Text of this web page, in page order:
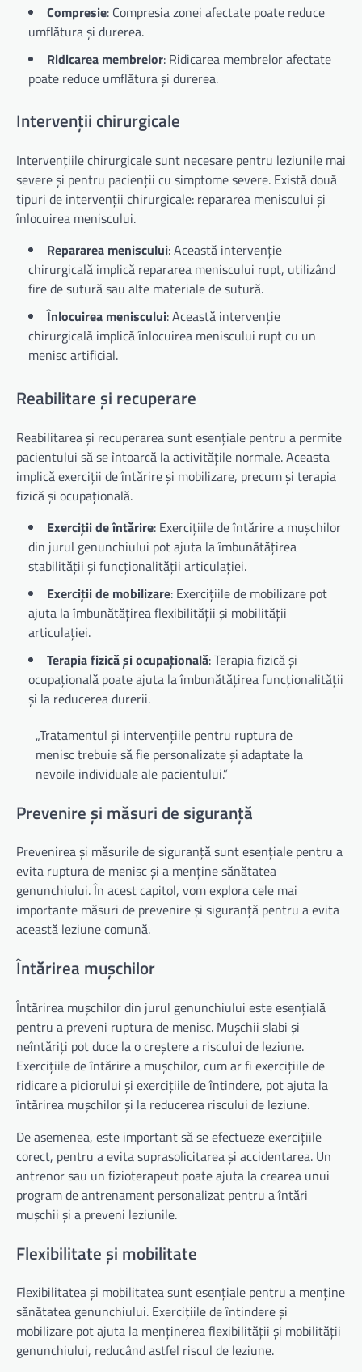
Compresie: Compresia zonei afectate poate reduce
umflătura și durerea.
Ridicarea membrelor: Ridicarea membrelor afectate
poate reduce umflătura și durerea.
Intervenții chirurgicale
Intervențiile chirurgicale sunt necesare pentru leziunile mai
severe și pentru pacienții cu simptome severe. Există două
tipuri de intervenții chirurgicale: repararea meniscului și
înlocuirea meniscului.
Repararea meniscului: Această intervenție
chirurgicală implică repararea meniscului rupt, utilizând
fire de sutură sau alte materiale de sutură.
Înlocuirea meniscului: Această intervenție
chirurgicală implică înlocuirea meniscului rupt cu un
menisc artificial.
Reabilitare și recuperare
Reabilitarea și recuperarea sunt esențiale pentru a permite
pacientului să se întoarcă la activitățile normale. Aceasta
implică exerciții de întărire și mobilizare, precum și terapia
fizică și ocupațională.
Exerciții de întărire: Exercițiile de întărire a mușchilor
din jurul genunchiului pot ajuta la îmbunătățirea
stabilității și funcționalității articulației.
Exerciții de mobilizare: Exercițiile de mobilizare pot
ajuta la îmbunătățirea flexibilității și mobilității
articulației.
Terapia fizică și ocupațională: Terapia fizică și
ocupațională poate ajuta la îmbunătățirea funcționalității
și la reducerea durerii.
„Tratamentul și intervențiile pentru ruptura de
menisc trebuie să fie personalizate și adaptate la
nevoile individuale ale pacientului.”
Prevenire și măsuri de siguranță
Prevenirea și măsurile de siguranță sunt esențiale pentru a
evita ruptura de menisc și a menține sănătatea
genunchiului. În acest capitol, vom explora cele mai
importante măsuri de prevenire și siguranță pentru a evita
această leziune comună.
Întărirea mușchilor
Întărirea mușchilor din jurul genunchiului este esențială
pentru a preveni ruptura de menisc. Mușchii slabi și
neîntăriți pot duce la o creștere a riscului de leziune.
Exercițiile de întărire a mușchilor, cum ar fi exercițiile de
ridicare a piciorului și exercițiile de întindere, pot ajuta la
întărirea mușchilor și la reducerea riscului de leziune.
De asemenea, este important să se efectueze exercițiile
corect, pentru a evita suprasolicitarea și accidentarea. Un
antrenor sau un fizioterapeut poate ajuta la crearea unui
program de antrenament personalizat pentru a întări
mușchii și a preveni leziunile.
Flexibilitate și mobilitate
Flexibilitatea și mobilitatea sunt esențiale pentru a menține
sănătatea genunchiului. Exercițiile de întindere și
mobilizare pot ajuta la menținerea flexibilității și mobilității
genunchiului, reducând astfel riscul de leziune.